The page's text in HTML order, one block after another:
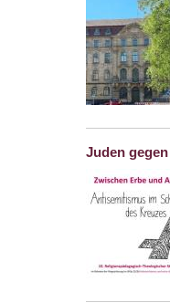
Juden